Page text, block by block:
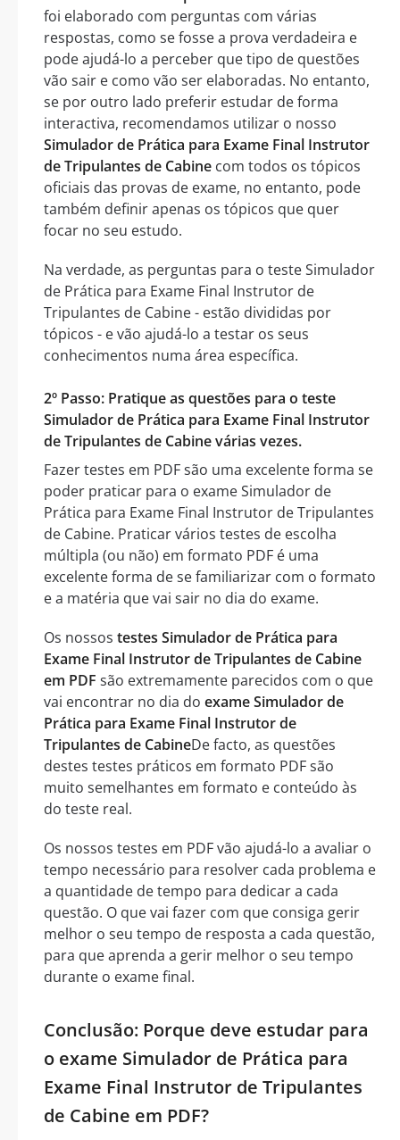
foi elaborado com perguntas com várias
respostas, como se fosse a prova verdadeira e
pode ajudá-lo a perceber que tipo de questões
vão sair e como vão ser elaboradas. No entanto,
se por outro lado preferir estudar de forma
interactiva, recomendamos utilizar o nosso
Simulador de Prática para Exame Final Instrutor
de Tripulantes de Cabine com todos os tópicos
oficiais das provas de exame, no entanto, pode
também definir apenas os tópicos que quer
focar no seu estudo.
Na verdade, as perguntas para o teste Simulador
de Prática para Exame Final Instrutor de
Tripulantes de Cabine - estão divididas por
tópicos - e vão ajudá-lo a testar os seus
conhecimentos numa área específica.
2º Passo: Pratique as questões para o teste
Simulador de Prática para Exame Final Instrutor
de Tripulantes de Cabine várias vezes.
Fazer testes em PDF são uma excelente forma se
poder praticar para o exame Simulador de
Prática para Exame Final Instrutor de Tripulantes
de Cabine. Praticar vários testes de escolha
múltipla (ou não) em formato PDF é uma
excelente forma de se familiarizar com o formato
e a matéria que vai sair no dia do exame.
Os nossos testes Simulador de Prática para
Exame Final Instrutor de Tripulantes de Cabine
em PDF são extremamente parecidos com o que
vai encontrar no dia do exame Simulador de
Prática para Exame Final Instrutor de
Tripulantes de CabineDe facto, as questões
destes testes práticos em formato PDF são
muito semelhantes em formato e conteúdo às
do teste real.
Os nossos testes em PDF vão ajudá-lo a avaliar o
tempo necessário para resolver cada problema e
a quantidade de tempo para dedicar a cada
questão. O que vai fazer com que consiga gerir
melhor o seu tempo de resposta a cada questão,
para que aprenda a gerir melhor o seu tempo
durante o exame final.
Conclusão: Porque deve estudar para
o exame Simulador de Prática para
Exame Final Instrutor de Tripulantes
de Cabine em PDF?